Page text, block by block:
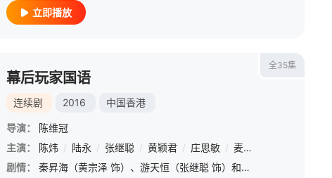
立即播放
黄子恒 庄思明 / 谢芷伦 / 易宇航 / 李美慧 / 陈展鹏 /
全35集
幕后玩家国语
连续剧 2016 中国香港
导演：
陈维冠
主演：
陈炜 / 陆永 / 张继聪 / 黄颖君 / 庄思敏 / 麦美恩
剧情：
秦昇海（黄宗泽 饰）、游天恒（张继聪 饰）和冯汐然（萧正楠 饰）是情同手足的好兄弟，三人供职于同一间公关公司之内，在各自的领域里发挥所长，虽然他们个性迥异，对于未来的规划也不尽相同，但三人之间的友谊依